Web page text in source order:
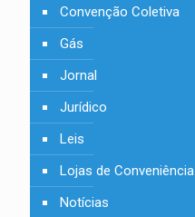
Convenção Coletiva
Gás
Jornal
Jurídico
Leis
Lojas de Conveniência
Notícias